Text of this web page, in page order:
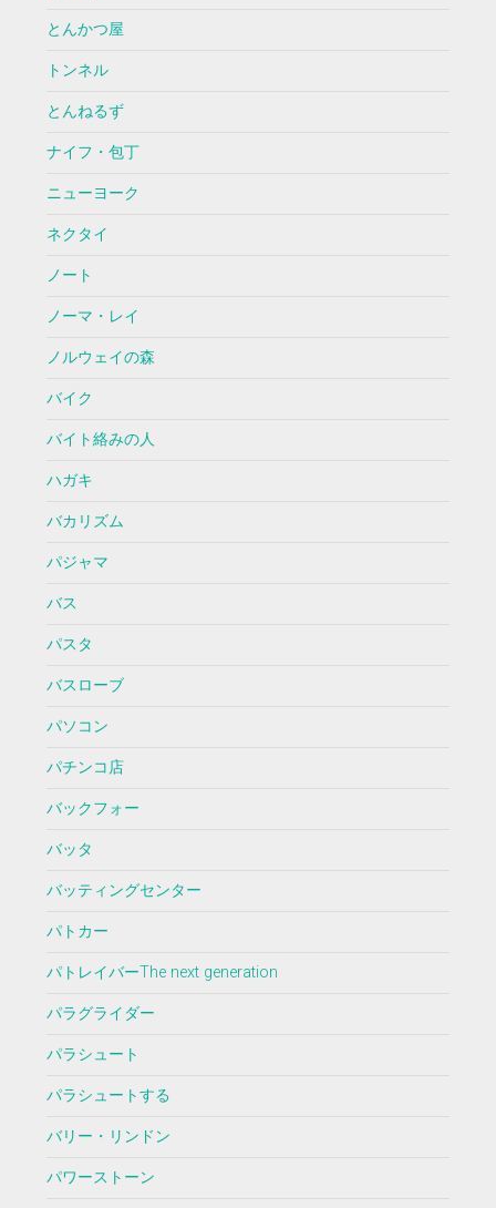
とんかつ屋
トンネル
とんねるず
ナイフ・包丁
ニューヨーク
ネクタイ
ノート
ノーマ・レイ
ノルウェイの森
バイク
バイト絡みの人
ハガキ
バカリズム
パジャマ
バス
パスタ
バスローブ
パソコン
パチンコ店
バックフォー
バッタ
バッティングセンター
パトカー
パトレイバーThe next generation
パラグライダー
パラシュート
パラシュートする
バリー・リンドン
パワーストーン